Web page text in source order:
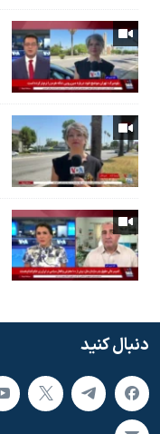
دنبال کنید